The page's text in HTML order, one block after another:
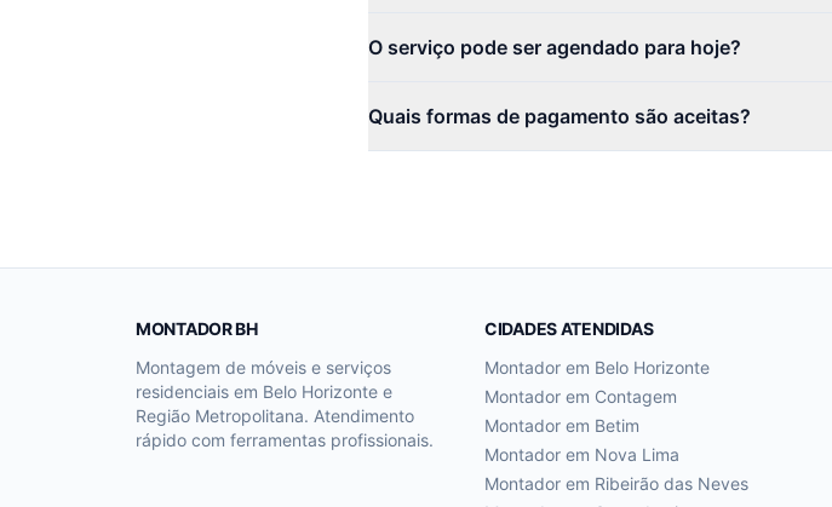
O serviço pode ser agendado para hoje?
Quais formas de pagamento são aceitas?
MONTADOR BH
Montagem de móveis e serviços
residenciais em Belo Horizonte e
Região Metropolitana. Atendimento
rápido com ferramentas profissionais.
CIDADES ATENDIDAS
Montador em Belo Horizonte
Montador em Contagem
Montador em Betim
Montador em Nova Lima
Montador em Ribeirão das Neves